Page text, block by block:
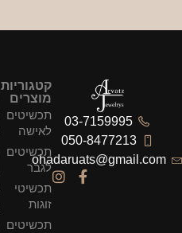
03-7159995
050-8477213
ohadaruats@gmail.com
קטגוריות
מוצרים
תכשיטים
לאישה
תכשיטים
לגבר
תכשיטי
זוגות
תכשיטים